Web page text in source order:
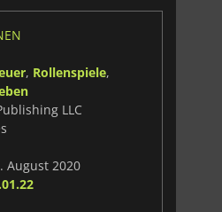
, Rollenspiele,
LLC
August 2020